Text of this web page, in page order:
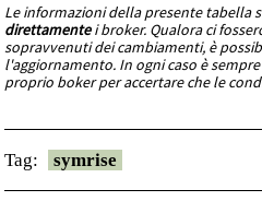
Le informazioni della presente tabella
direttamentei broker. Qualora ci
sopravvenuti dei cambiamenti, è
l'aggiornamento. In ogni caso è
proprio boker per accertare che le
Tag: symrise